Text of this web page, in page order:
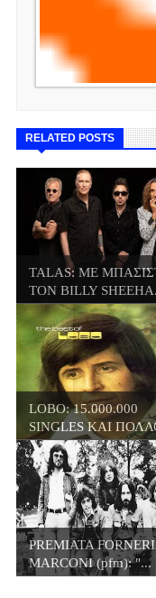
RELATED POSTS
TALAS: ΜΕ
ΤΟΝ BILLY
LOBO: 15.000.000
SINGLES ΚΑΙ
PREMIATA
MARCONI (pfm): "...